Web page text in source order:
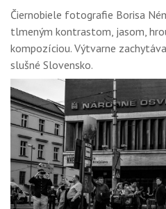
Čiernobiele fotografie Borisa
tlmeným kontrastom, jasom,
kompozíciou. Výtvarne
slušné Slovensko.